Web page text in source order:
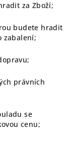
za Zboží;
budete hradit
zabalení;
právních
se
cenu;